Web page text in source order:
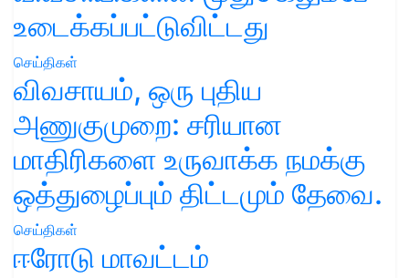
உடைக்கப்பட்டுவிட்டது
செய்திகள்
விவசாயம், ஒரு புதிய
அணுகுமுறை: சரியான
மாதிரிகளை உருவாக்க நமக்கு
ஒத்துழைப்பும் திட்டமும் தேவை.
செய்திகள்
ஈரோடு மாவட்டம்